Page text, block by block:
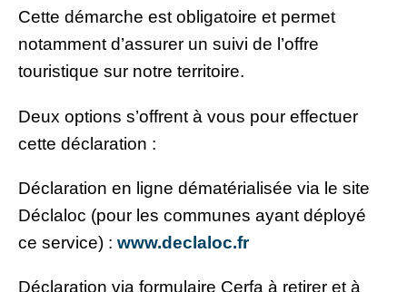
Cette démarche est obligatoire et permet
notamment d’assurer un suivi de l’offre
touristique sur notre territoire.
Deux options s’offrent à vous pour effectuer
cette déclaration :
Déclaration en ligne dématérialisée via le site
Déclaloc (pour les communes ayant déployé
ce service) : www.declaloc.fr
Déclaration via formulaire Cerfa à retirer et à